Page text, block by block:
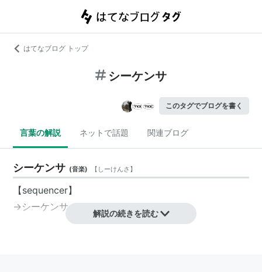
はてなブログ トップ
シーケンサ
このタグでブログを書く
言葉の解説 ネットで話題 関連ブログ
シーケンサ (音楽) 【 しーけんさ 】
【sequencer】
→シーケンサー
解説の続きを読む